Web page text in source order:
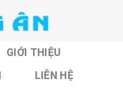
GIỚI THIỆU
LIÊN HỆ